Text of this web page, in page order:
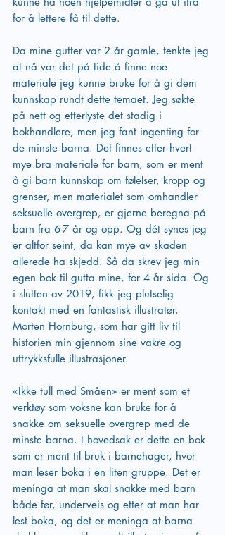
for å lettere få til dette.
Da mine gutter var 2 år gamle, tenkte jeg
at nå var det på tide å finne noe
materiale jeg kunne bruke for å gi dem
kunnskap rundt dette temaet. Jeg søkte
på nett og etterlyste det stadig i
bokhandlere, men jeg fant ingenting for
de minste barna. Det finnes etter hvert
mye bra materiale for barn, som er ment
å gi barn kunnskap om følelser, kropp og
grenser, men materialet som omhandler
seksuelle overgrep, er gjerne beregna på
barn fra 6-7 år og opp. Og dét synes jeg
er altfor seint, da kan mye av skaden
allerede ha skjedd. Så da skrev jeg min
egen bok til gutta mine, for 4 år sida. Og
i slutten av 2019, fikk jeg plutselig
kontakt med en fantastisk illustratør,
Morten Hornburg, som har gitt liv til
historien min gjennom sine vakre og
uttrykksfulle illustrasjoner.
«Ikke tull med Småen» er ment som et
verktøy som voksne kan bruke for å
snakke om seksuelle overgrep med de
minste barna. I hovedsak er dette en bok
som er ment til bruk i barnehager, hvor
man leser boka i en liten gruppe. Det er
meninga at man skal snakke med barn
både før, underveis og etter at man har
lest boka, og det er meninga at barna